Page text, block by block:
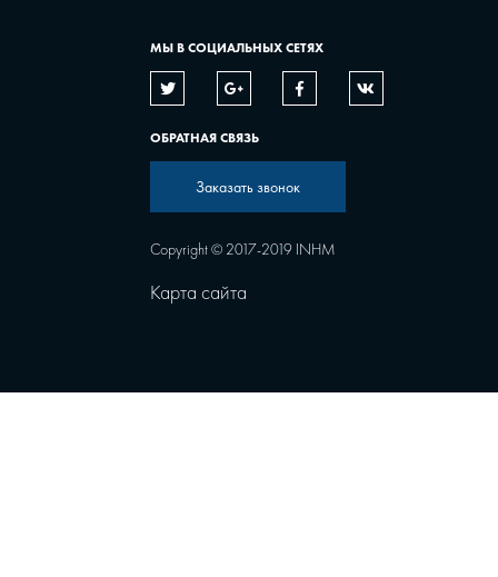
МЫ В СОЦИАЛЬНЫХ СЕТЯХ
ОБРАТНАЯ СВЯЗЬ
Заказать звонок
Copyright © 2017-2019 INHM
Карта сайта